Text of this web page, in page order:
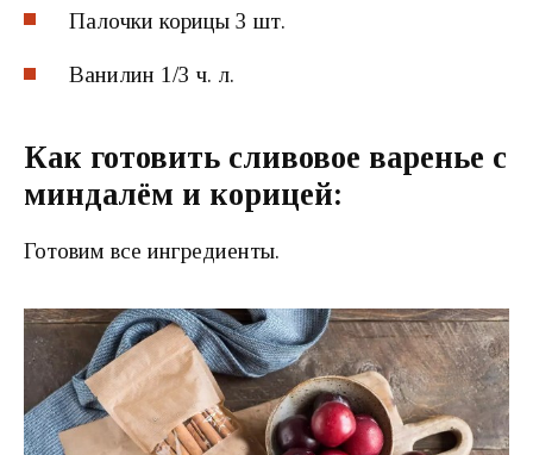
Палочки корицы 3 шт.
Ванилин 1/3 ч. л.
Как готовить сливовое варенье с
миндалём и корицей:
Готовим все ингредиенты.